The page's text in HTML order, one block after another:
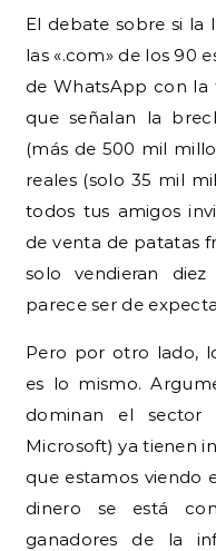
El debate sobre si la
las «.com» de los 90
de WhatsApp con la
que señalan la
(más de 500 mil
reales (solo 35 mil
todos tus amigos
de venta de patatas
solo vendieran
parece ser de
Pero por otro lado,
es lo mismo.
dominan el sector
Microsoft) ya tienen
que estamos viendo
dinero se está
ganadores de la